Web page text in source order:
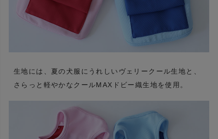
生地には、夏の犬服にうれしいヴェリークール生地と、
さらっと軽やかなクールMAXドビー織生地を使用。